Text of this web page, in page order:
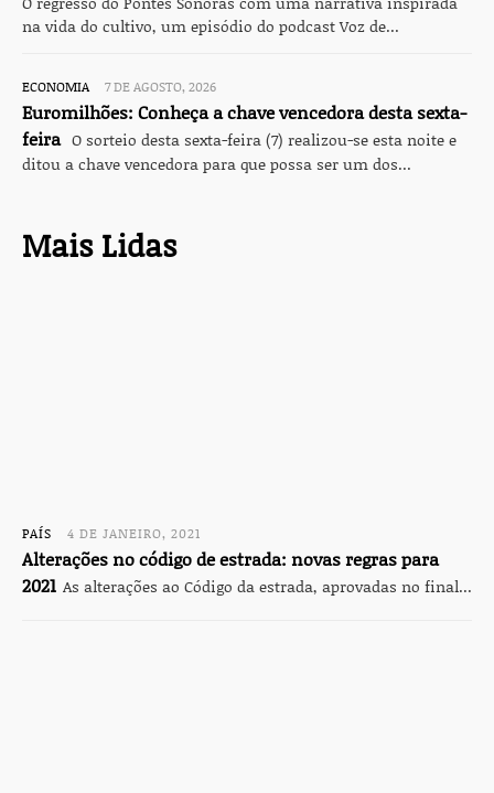
na vida do cultivo, um episódio do podcast Voz de...
ECONOMIA 7 DE AGOSTO, 2026
Euromilhões: Conheça a chave vencedora desta sexta-
feira O sorteio desta sexta-feira (7) realizou-se esta noite e
ditou a chave vencedora para que possa ser um dos...
Mais Lidas
PAÍS 4 DE JANEIRO, 2021
Alterações no código de estrada: novas regras para
2021 As alterações ao Código da estrada, aprovadas no final...